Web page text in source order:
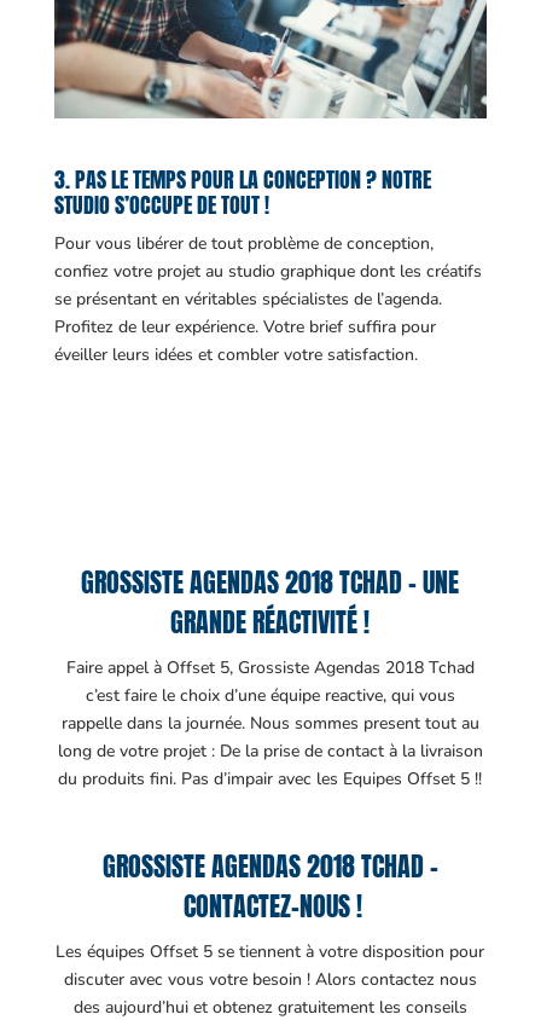
3. PAS LE TEMPS POUR LA CONCEPTION ? NOTRE
STUDIO S’OCCUPE DE TOUT !
Pour vous libérer de tout problème de conception,
confiez votre projet au studio graphique dont les créatifs
se présentant en véritables spécialistes de l’agenda.
Profitez de leur expérience. Votre brief suffira pour
éveiller leurs idées et combler votre satisfaction.
GROSSISTE AGENDAS 2018 TCHAD – UNE
GRANDE RÉACTIVITÉ !
Faire appel à Offset 5, Grossiste Agendas 2018 Tchad
c’est faire le choix d’une équipe reactive, qui vous
rappelle dans la journée. Nous sommes present tout au
long de votre projet : De la prise de contact à la livraison
du produits fini. Pas d’impair avec les Equipes Offset 5 !!
GROSSISTE AGENDAS 2018 TCHAD –
CONTACTEZ-NOUS !
Les équipes Offset 5 se tiennent à votre disposition pour
discuter avec vous votre besoin ! Alors contactez nous
des aujourd’hui et obtenez gratuitement les conseils